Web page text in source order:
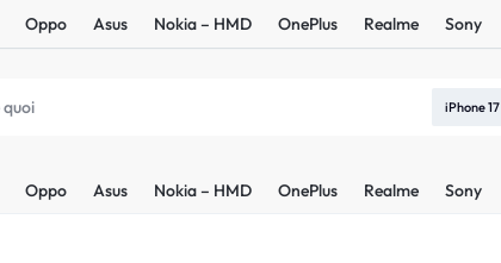
iPhone 17
Oppo Asus Nokia – HMD OnePlus Realme Sony
Oppo Asus Nokia – HMD OnePlus Realme Sony